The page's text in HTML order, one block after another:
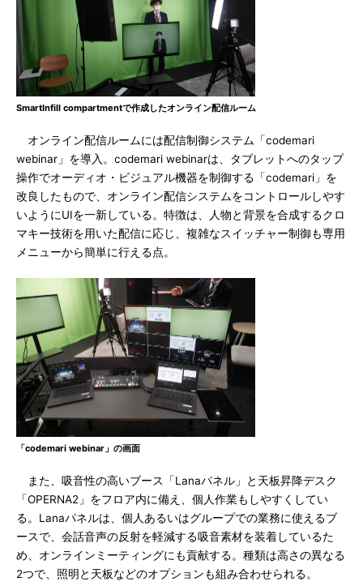
SmartInfill compartmentで作成したオンライン配信ルーム
オンライン配信ルームには配信制御システム「codemari
webinar」を導入。codemari webinarは、タブレットへのタップ
操作でオーディオ・ビジュアル機器を制御する「codemari」を
改良したもので、オンライン配信システムをコントロールしやす
いようにUIを一新している。特徴は、人物と背景を合成するクロ
マキー技術を用いた配信に応じ、複雑なスイッチャー制御も専用
メニューから簡単に行える点。
「codemari webinar」の画面
また、吸音性の高いブース「Lanaパネル」と天板昇降デスク
「OPERNA2」をフロア内に備え、個人作業もしやすくしてい
る。Lanaパネルは、個人あるいはグループでの業務に使えるブ
ースで、会話音声の反射を軽減する吸音素材を装着しているた
め、オンラインミーティングにも貢献する。種類は高さの異なる
2つで、照明と天板などのオプションも組み合わせられる。